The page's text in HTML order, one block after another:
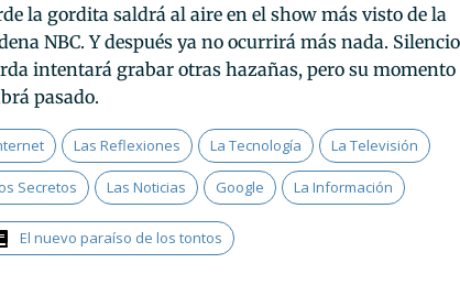
la gordita saldrá al aire en el show más visto de la
NBC. Y después ya no ocurrirá más nada.
intentará grabar otras hazañas, pero su momento
pasado.
Las Reflexiones La Tecnología La Televisión
Secretos Las Noticias Google La Información
El nuevo paraíso de los tontos